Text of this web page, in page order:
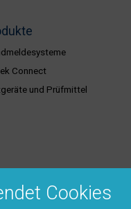
Connect
und Prüfmittel
Cookies